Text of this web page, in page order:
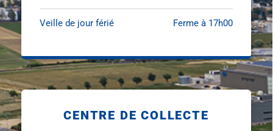
Veille de jour férié Ferme à 17h00
CENTRE DE COLLECTE